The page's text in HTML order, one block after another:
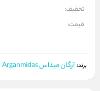
تخفیف:
قیمت:
برند: آرگان میداس Arganmidas